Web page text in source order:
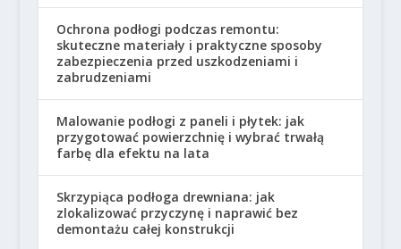
Ochrona podłogi podczas remontu:
skuteczne materiały i praktyczne sposoby
zabezpieczenia przed uszkodzeniami i
zabrudzeniami
Malowanie podłogi z paneli i płytek: jak
przygotować powierzchnię i wybrać trwałą
farbę dla efektu na lata
Skrzypiąca podłoga drewniana: jak
zlokalizować przyczynę i naprawić bez
demontażu całej konstrukcji